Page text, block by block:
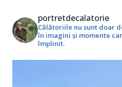
portretdecalatorie
Călătoriile nu sunt doar
în imagini și momente
împlinit.